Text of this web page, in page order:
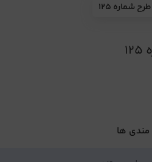
شماره 125
مندی ها